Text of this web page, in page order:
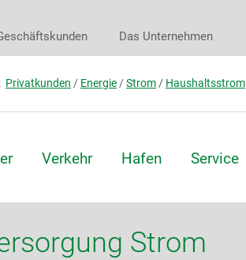
Das Unternehmen
Privatkunden / Energie /Strom / Haushaltsstrom
Verkehr Hafen Service
Strom